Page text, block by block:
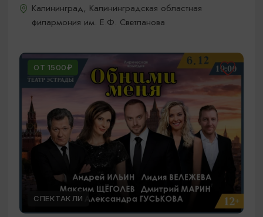
Калининград, Калининградская областная
филармония им. Е.Ф. Светланова
ОТ 1500₽
СПЕКТАКЛИ